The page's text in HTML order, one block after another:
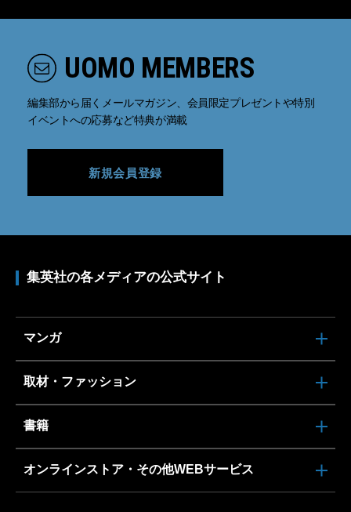
UOMO MEMBERS
編集部から届くメールマガジン、会員限定プレゼントや特別
イベントへの応募など特典が満載
新規会員登録
集英社の各メディアの公式サイト
マンガ
取材・ファッション
書籍
オンラインストア・その他WEBサービス